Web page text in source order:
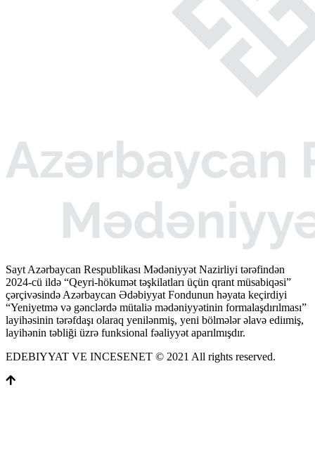
Sayt Azərbaycan Respublikası Mədəniyyət Nazirliyi tərəfindən
2024-cü ildə “Qeyri-hökumət təşkilatları üçün qrant müsabiqəsi”
çərçivəsində Azərbaycan Ədəbiyyat Fondunun həyata keçirdiyi
“Yeniyetmə və gənclərdə mütaliə mədəniyyətinin formalaşdırılması”
layihəsinin tərəfdaşı olaraq yenilənmiş, yeni bölmələr əlavə ediımiş,
layihənin təbliği üzrə funksional fəaliyyət aparılmışdır.
EDEBIYYAT VE INCESENET © 2021 All rights reserved.